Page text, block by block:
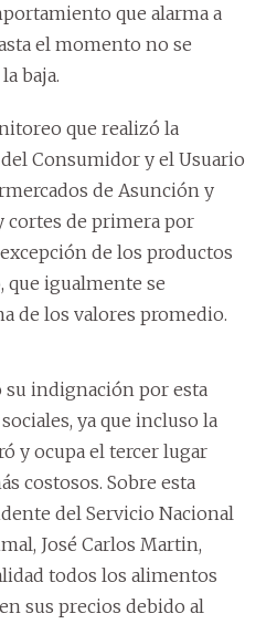
que alarma a
el momento no se
baja.
que realizó la
Consumidor y el Usuario
de Asunción y
cortes de primera por
de los productos
que igualmente se
de los valores promedio.
su indignación por esta
ya que incluso la
y ocupa el tercer lugar
costosos. Sobre esta
del Servicio Nacional
José Carlos Martin,
todos los alimentos
sus precios debido al